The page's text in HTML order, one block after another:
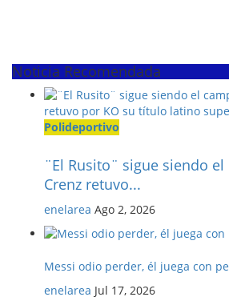
Noticia Recomendada
Polideportivo
¨El Rusito¨ sigue siendo
Crenz retuvo...
enelarea Ago 2, 2026
Messi odio perder, él juega con
enelarea Jul 17, 2026